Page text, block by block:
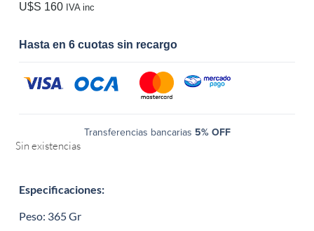
U$S 160 IVA inc
Hasta en 6 cuotas sin recargo
Transferencias bancarias 5% OFF
Sin existencias
Especificaciones:
Peso: 365 Gr